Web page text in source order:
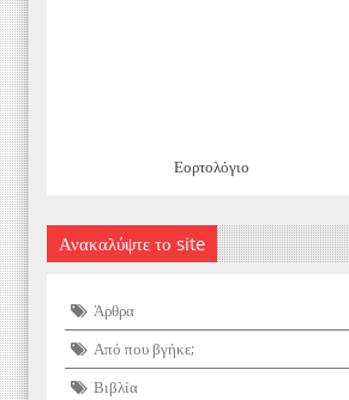
Εορτολόγιο
Ανακαλύψτε το site
Άρθρα
Από που βγήκε;
Βιβλία